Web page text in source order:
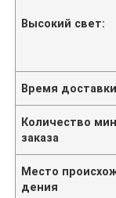
Высокий свет:
Время доставки
Количество мин
заказа
Место
дения